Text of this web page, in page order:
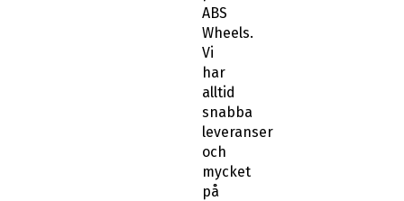
ABS
Wheels.
Vi
har
alltid
snabba
leveranser
och
mycket
på